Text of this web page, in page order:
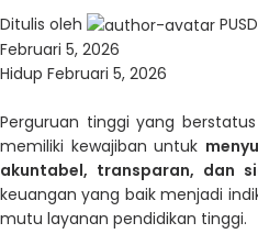
Ditulis oleh
Februari 5, 2026
Hidup Februari 5, 2026
Perguruan tinggi yang
memiliki kewajiban untuk
akuntabel, transparan, dan
keuangan yang baik menjadi
mutu layanan pendidikan tinggi.